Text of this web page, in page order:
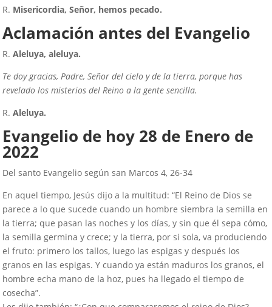
R. Misericordia, Señor, hemos pecado.
Aclamación antes del Evangelio
R. Aleluya, aleluya.
Te doy gracias, Padre, Señor del cielo y de la tierra, porque has
revelado los misterios del Reino a la gente sencilla.
R. Aleluya.
Evangelio de hoy 28 de Enero de
2022
Del santo Evangelio según san Marcos 4, 26-34
En aquel tiempo, Jesús dijo a la multitud: “El Reino de Dios se
parece a lo que sucede cuando un hombre siembra la semilla en
la tierra; que pasan las noches y los días, y sin que él sepa cómo,
la semilla germina y crece; y la tierra, por si sola, va produciendo
el fruto: primero los tallos, luego las espigas y después los
granos en las espigas. Y cuando ya están maduros los granos, el
hombre echa mano de la hoz, pues ha llegado el tiempo de
cosecha”.